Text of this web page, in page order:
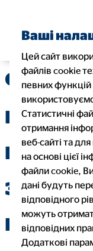
шлях
Ваші
Цей сайт
файлів cookie
певних
Статистичні
отримання
веб-сайті та
на основі цієї
файли cookie,
дані будуть
відповідного
можуть
відповідних
Додаткові